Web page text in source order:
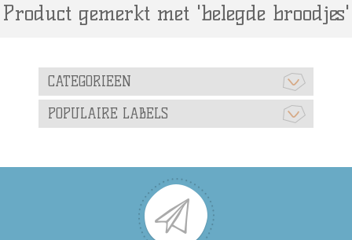
Product gemerkt met 'belegde broodjes'
CATEGORIEEN
POPULAIRE LABELS